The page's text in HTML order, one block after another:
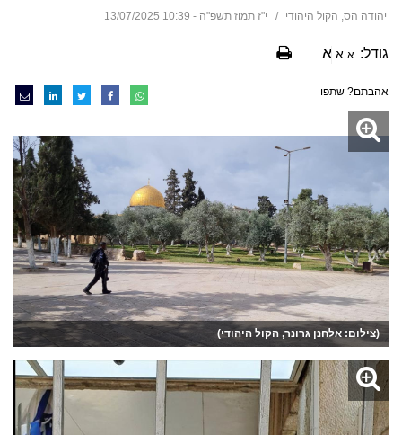
יהודה הס, הקול היהודי י"ז תמוז תשפ"ה - 10:39 13/07/2025
גודל: א א א
אהבתם? שתפו
(צילום: אלחנן גרונר, הקול היהודי)